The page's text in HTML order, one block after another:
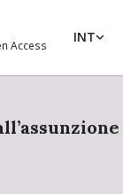
Access
INT